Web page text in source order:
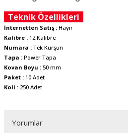
Teknik Özellikleri
İnternetten Satış : Hayır
Kalibre : 12 Kalibre
Numara : Tek Kurşun
Tapa : Power Tapa
Kovan Boyu : 50 mm
Paket : 10 Adet
Koli : 250 Adet
Yorumlar